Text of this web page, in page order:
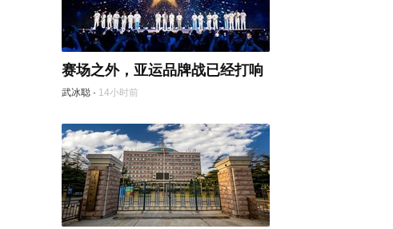
赛场之外，亚运品牌战已经打响
武冰聪 · 14小时前